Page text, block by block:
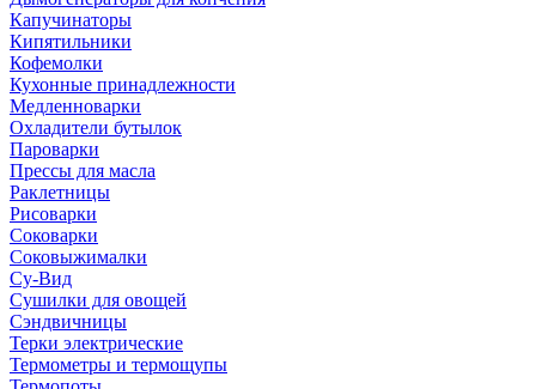
Капучинаторы
Кипятильники
Кофемолки
Кухонные принадлежности
Медленноварки
Охладители бутылок
Пароварки
Прессы для масла
Раклетницы
Рисоварки
Соковарки
Соковыжималки
Су-Вид
Сушилки для овощей
Сэндвичницы
Терки электрические
Термометры и термощупы